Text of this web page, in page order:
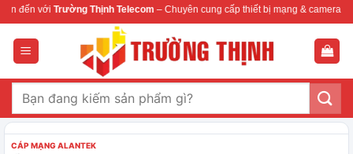
Bỏ
dung
đến vớiTrường Thịnh Telecom– Chuyên cung cấp thiết bị mạng & camera
kiếm:
CÁP MẠNG ALANTEK